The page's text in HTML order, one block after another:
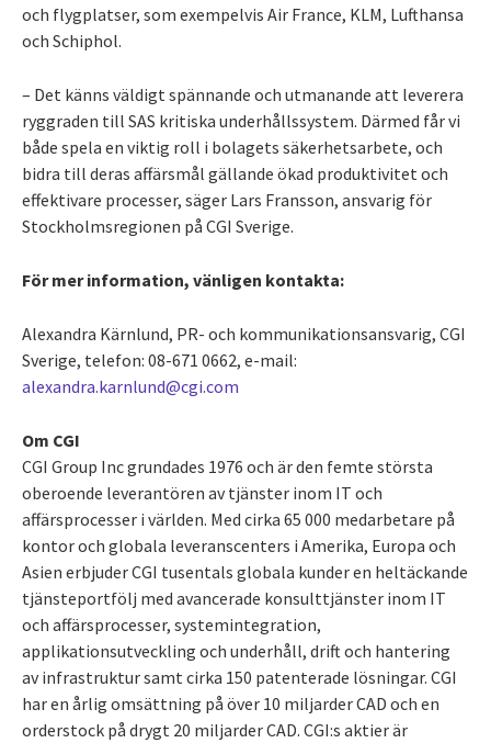
och flygplatser, som exempelvis Air France, KLM, Lufthansa
och Schiphol.
– Det känns väldigt spännande och utmanande att leverera
ryggraden till SAS kritiska underhållssystem. Därmed får vi
både spela en viktig roll i bolagets säkerhetsarbete, och
bidra till deras affärsmål gällande ökad produktivitet och
effektivare processer, säger Lars Fransson, ansvarig för
Stockholmsregionen på CGI Sverige.
För mer information, vänligen kontakta:
Alexandra Kärnlund, PR- och kommunikationsansvarig, CGI
Sverige, telefon: 08-671 0662, e-mail:
alexandra.karnlund@cgi.com
Om CGI
CGI Group Inc grundades 1976 och är den femte största
oberoende leverantören av tjänster inom IT och
affärsprocesser i världen. Med cirka 65 000 medarbetare på
kontor och globala leveranscenters i Amerika, Europa och
Asien erbjuder CGI tusentals globala kunder en heltäckande
tjänsteportfölj med avancerade konsulttjänster inom IT
och affärsprocesser, systemintegration,
applikationsutveckling och underhåll, drift och hantering
av infrastruktur samt cirka 150 patenterade lösningar. CGI
har en årlig omsättning på över 10 miljarder CAD och en
orderstock på drygt 20 miljarder CAD. CGI:s aktier är